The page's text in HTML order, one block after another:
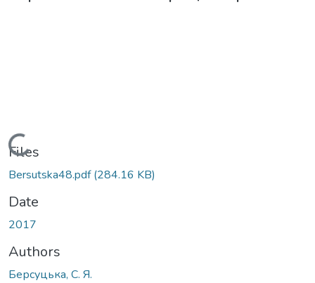
Loading...
Files
Bersutska48.pdf(284.16 KB)
Date
2017
Authors
Берсуцька, С. Я.